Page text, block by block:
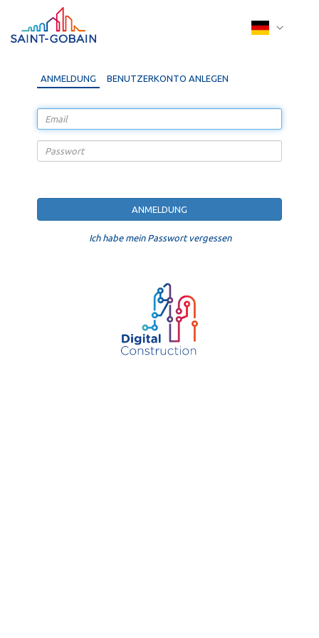
ANMELDUNG BENUTZERKONTO ANLEGEN
Ich habe mein Passwort vergessen